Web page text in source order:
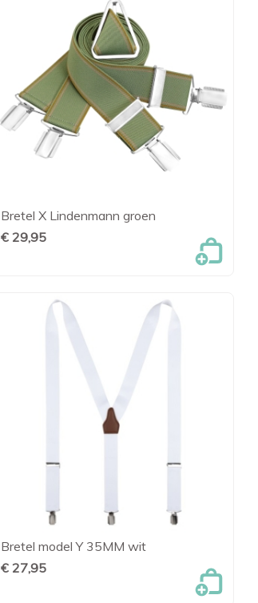
 Snel bekijken
Bretel X Lindenmann groen
€ 29,95
 Snel bekijken
Bretel model Y 35MM wit
€ 27,95